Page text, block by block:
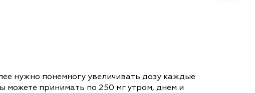
нужно понемногу увеличивать дозу каждые
можете принимать по 250 мг утром, днем и